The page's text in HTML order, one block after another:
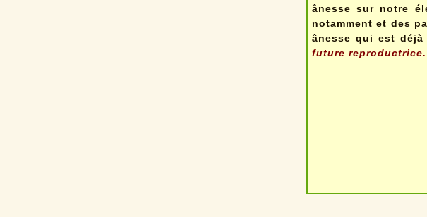
ânesse sur notre
notamment et des
ânesse qui est
future reproductrice.